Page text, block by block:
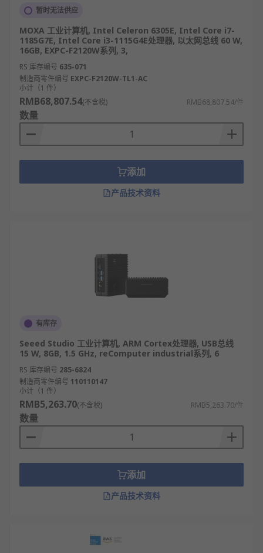
与普通商用电脑相比，工控机具备三大核心特性：一
支持 - 20℃~60℃宽温运行，能适应工厂车间、户外
基站等恶劣场景；二是高稳定性，支持 7×24 小时不
间断工作，满足工业生产连续运行的需求；三是高扩
展性，配备丰富的专用I/O接口（如串口、PCI插槽、
网口等），可灵活对接传感器、PLC、变频器等工业
设备。
其核心组成通常包含工业级主板、CPU、内存、存储
模块，部分机型集成触摸屏或工业键盘，方便现场操
作。
工控机功能
可视化展示，能及时反馈设备运行状态与工艺
异常，为生产决策提供实时数据支撑。
设备联动与逻辑控制：内置工业控制算法，可
设逻辑控制程序，实现生产线自动化启停、工
的自动化与标准化。
本地数据存储与预处理：配备工业级存储模
块，支持7×24小时不间断数据记录，可存储历
史生产数据、设备运行日志等；同时能对采集
数据进行本地预处理，如数据过滤、统计分
析，避免网络波动导致的数据丢失。
恶劣环境下的稳定运行保障：针对工业场景设
性，可在粉尘、潮湿、高低温交变等恶劣环境
中持续稳定工作，满足工厂车间、户外基站等
场景的7×24小时运行需求。
Profinet、OPC UA等主流工业通信协议，可灵
活对接上层管理系统（如MES、ERP）与底层设
暂时无法供应
MOXA 工业计算机, Intel Celeron 6305E, Intel Core i7-
1185G7E, Intel Core i3-1115G4E处理器, 以太网总线 60 W,
16GB, EXPC-F2120W系列, 3,
RS 库存编号 635-071
制造商零件编号 EXPC-F2120W-TL1-AC
小计（1 件）
RMB68,807.54(不含税) RMB68,807.54/件
数量
添加
产品技术资料
有库存
Seeed Studio 工业计算机, ARM Cortex处理器, USB总线
15 W, 8GB, 1.5 GHz, reComputer industrial系列, 6
RS 库存编号 285-6824
制造商零件编号 110110147
小计（1 件）
RMB5,263.70(不含税) RMB5,263.70/件
数量
添加
产品技术资料